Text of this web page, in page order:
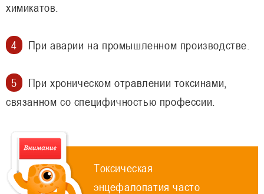
химикатов.
При аварии на промышленном производстве.
При хроническом отравлении токсинами,
связанном со специфичностью профессии.
Токсическая
энцефалопатия часто